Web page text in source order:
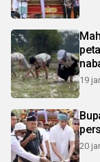
19
20